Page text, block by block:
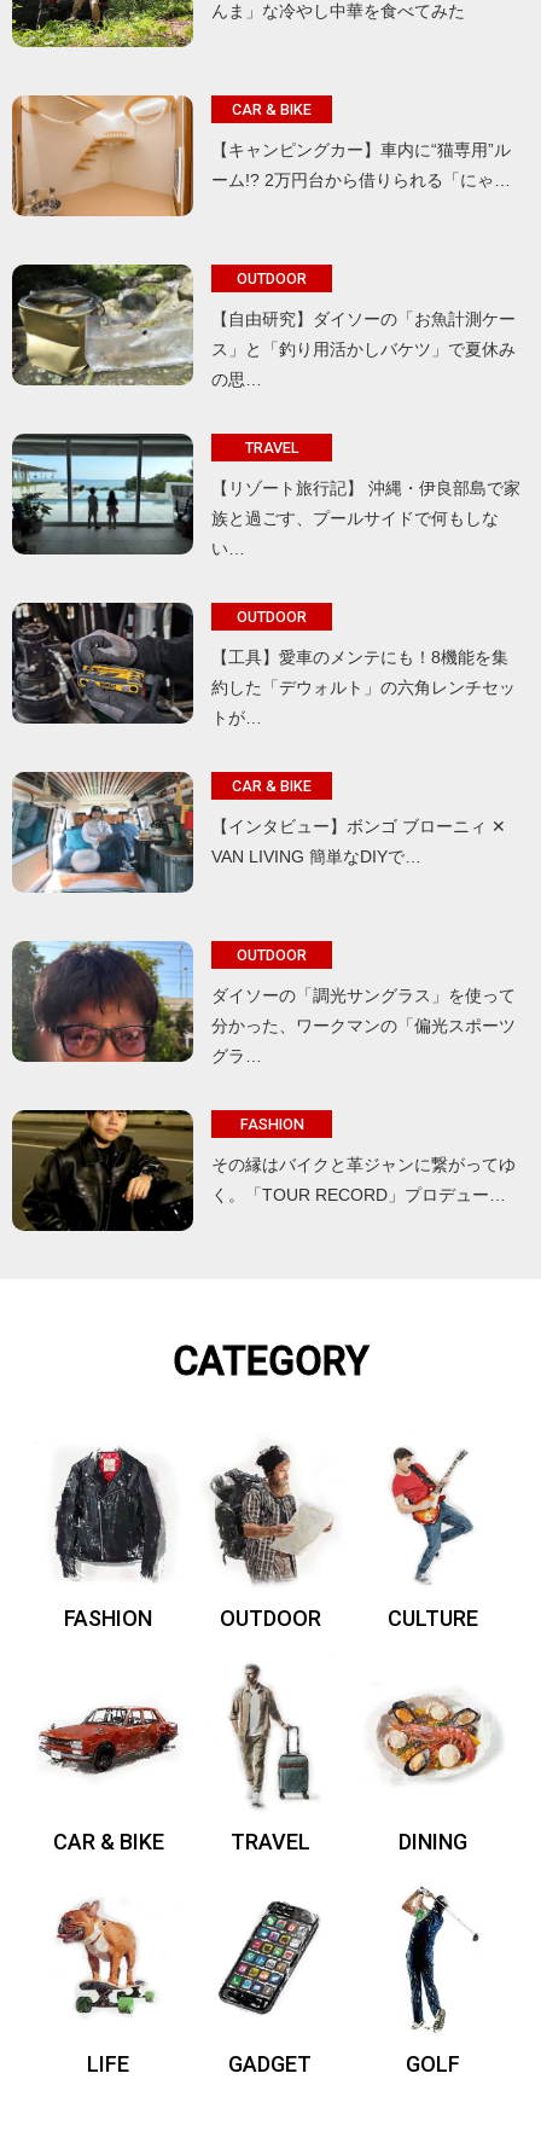
んま」な冷やし中華を食べてみた
CAR & BIKE
【キャンピングカー】車内に“猫専用”ル
ーム!? 2万円台から借りられる「にゃ…
OUTDOOR
【自由研究】ダイソーの「お魚計測ケー
ス」と「釣り用活かしバケツ」で夏休み
の思…
TRAVEL
【リゾート旅行記】 沖縄・伊良部島で家
族と過ごす、プールサイドで何もしな
い…
OUTDOOR
【工具】愛車のメンテにも！8機能を集
約した「デウォルト」の六角レンチセッ
トが…
CAR & BIKE
【インタビュー】ボンゴ ブローニィ ✕
VAN LIVING 簡単なDIYで…
OUTDOOR
ダイソーの「調光サングラス」を使って
分かった、ワークマンの「偏光スポーツ
グラ…
FASHION
その縁はバイクと革ジャンに繋がってゆ
く。「TOUR RECORD」プロデュー…
CATEGORY
FASHION OUTDOOR CULTURE
CAR & BIKE TRAVEL DINING
LIFE GADGET GOLF